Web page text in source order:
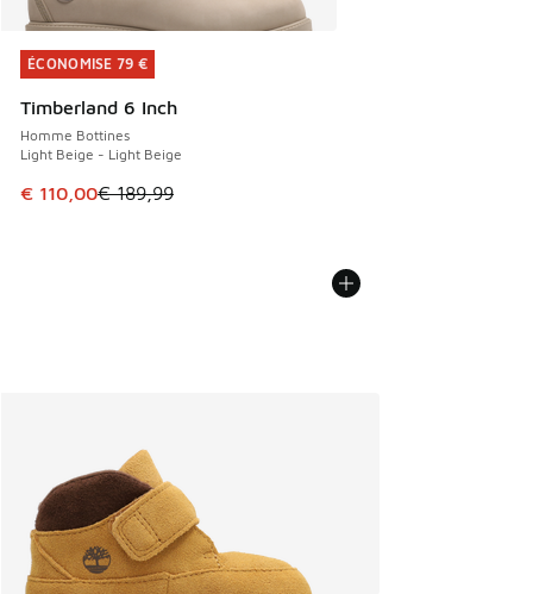
ÉCONOMISE 79 €
Timberland 6 Inch
Homme Bottines
Light Beige - Light Beige
Cet article est en promotion. Prix en baisse de € 189,99 à
€ 110,00€ 189,99
ÉCONOMISE 79 €